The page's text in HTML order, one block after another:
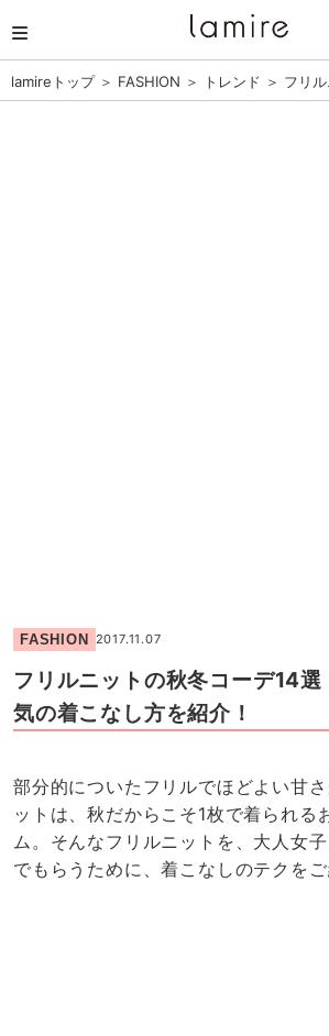
lamireトップ＞ FASHION ＞ トレンド ＞ フリ
FASHION 2017.11.07
フリルニットの秋冬コーデ14
気の着こなし方を紹介！
部分的についたフリルでほどよい甘
ットは、秋だからこそ1枚で着られる
ム。そんなフリルニットを、大人女
でもらうために、着こなしのテクをご